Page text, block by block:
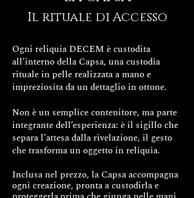
Sarà nostra premura prenotare il
ritiro tramite il corriere ad un giorno
Il corriere ritirerà il pacchetto con
una etichetta con i nostri dati di
indirizzo quindi non sarà necessario
scrivere nulla sulla busta.
ATTENZIONE: Il servizio è relativo
solo per spedizioni per l'Italia
Il rituale di Accesso
Ogni reliquia DECEM è custodita
all’interno della Capsa, una custodia
rituale in pelle realizzata a mano e
impreziosita da un dettaglio in ottone.
Non è un semplice contenitore, ma parte
integrante dell’esperienza: è il sigillo che
separa l’attesa dalla rivelazione, il gesto
che trasforma un oggetto in reliquia.
Inclusa nel prezzo, la Capsa accompagna
ogni creazione, pronta a custodirla e